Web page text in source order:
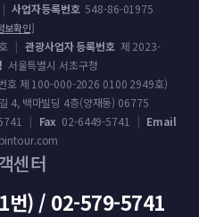
| 사업자등록번호 548-86-01975
보확인]
| 관광사업자 등록번호 제 2023-
서울특별시 서초구청
호 제 100-000-2026 0100 2949호)
4, 백마빌딩 4층(양재동) 06775
| Fax 02-6449-5741 | Email
센터
번) / 02-579-5741